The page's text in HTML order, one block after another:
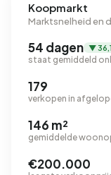
Koopmarkt
Marktsnelheid en
54 dagen ▼
staat gemiddeld
179
verkopen in
146 m²
gemiddelde
€200.000